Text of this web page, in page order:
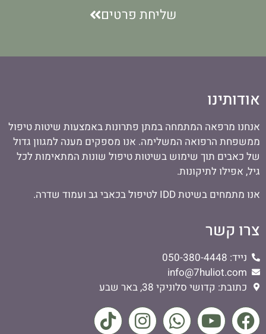
שליחת פרטים
אודותינו
אנחנו מרפאה המתמחה במתן פתרונות באמצעות שיטות טיפול
ממשפחת הרפואה המשלימה. אנו מספקים מענה למגוון גדול
של כאבים תוך שימוש בשיטות טיפול שונות המתאימות לכל
גיל, אפילו לתיקונות.
אנו מתמחים בשיטת IDD לטיפול בכאבי גב ועמוד שדרה.
צרו קשר
נייד: 050-380-4448
info@7huliot.com
כתובת: קדושי סלוניקי 38, באר שבע